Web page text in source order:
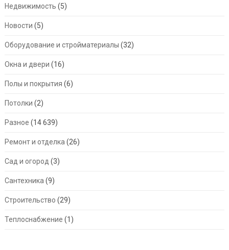
Недвижимость (5)
Новости (5)
Оборудование и стройматериалы (32)
Окна и двери (16)
Полы и покрытия (6)
Потолки (2)
Разное (14 639)
Ремонт и отделка (26)
Сад и огород (3)
Сантехника (9)
Строительство (29)
Теплоснабжение (1)